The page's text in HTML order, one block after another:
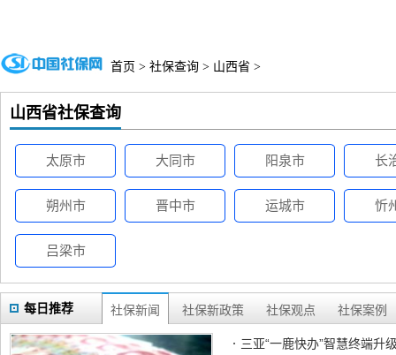
首页 > 社保查询 > 山西省 >
山西省社保查询
太原市 大同市 阳泉市 长
朔州市 晋中市 运城市 忻
吕梁市
每日推荐 社保新闻 社保新政策 社保观点 社保案例
三亚“一鹿快办”智慧终端升